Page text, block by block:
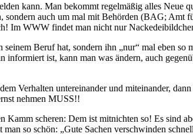
kann. Man bekommt regelmäßig alles Neue
auch um mal mit Behörden (BAG;
Im WWW findet man nicht nur
Beruf hat, sondern ihn „nur“ mal eben
ist, kann man was ändern, auch
Verhalten untereinander und miteinander,
nehmen MUSS!!
scheren: Dem ist mitnichten so! Es sind
so schön: „Gute Sachen verschwinden